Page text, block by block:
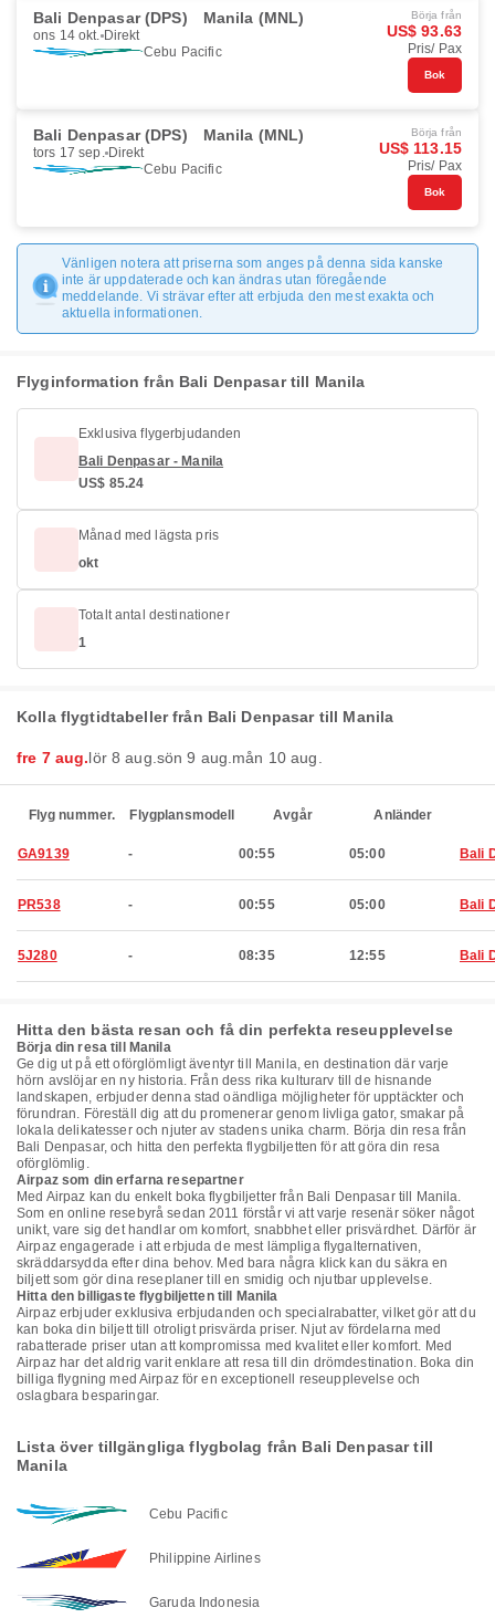
Bali Denpasar (DPS) Manila (MNL)
ons 14 okt. Direkt
Cebu Pacific
Börja från
US$ 93.63
Pris/ Pax
Bok
Bali Denpasar (DPS) Manila (MNL)
tors 17 sep. Direkt
Cebu Pacific
Börja från
US$ 113.15
Pris/ Pax
Bok
Vänligen notera att priserna som anges på denna sida kanske
inte är uppdaterade och kan ändras utan föregående
meddelande. Vi strävar efter att erbjuda den mest exakta och
aktuella informationen.
Flyginformation från Bali Denpasar till Manila
Exklusiva flygerbjudanden
Bali Denpasar - Manila
US$ 85.24
Månad med lägsta pris
okt
Totalt antal destinationer
1
Kolla flygtidtabeller från Bali Denpasar till Manila
fre 7 aug.lör 8 aug. sön 9 aug. mån 10 aug.
Flyg nummer. Flygplansmodell Avgår Anländer
GA9139 - 00:55 05:00 Bali
PR538 - 00:55 05:00 Bali
5J280 - 08:35 12:55 Bali
Hitta den bästa resan och få din perfekta reseupplevelse
Börja din resa till Manila
Ge dig ut på ett oförglömligt äventyr till Manila, en destination där varje
hörn avslöjar en ny historia. Från dess rika kulturarv till de hisnande
landskapen, erbjuder denna stad oändliga möjligheter för upptäckter och
förundran. Föreställ dig att du promenerar genom livliga gator, smakar på
lokala delikatesser och njuter av stadens unika charm. Börja din resa från
Bali Denpasar, och hitta den perfekta flygbiljetten för att göra din resa
oförglömlig.
Airpaz som din erfarna resepartner
Med Airpaz kan du enkelt boka flygbiljetter från Bali Denpasar till Manila.
Som en online resebyrå sedan 2011 förstår vi att varje resenär söker något
unikt, vare sig det handlar om komfort, snabbhet eller prisvärdhet. Därför är
Airpaz engagerade i att erbjuda de mest lämpliga flygalternativen,
skräddarsydda efter dina behov. Med bara några klick kan du säkra en
biljett som gör dina reseplaner till en smidig och njutbar upplevelse.
Hitta den billigaste flygbiljetten till Manila
Airpaz erbjuder exklusiva erbjudanden och specialrabatter, vilket gör att du
kan boka din biljett till otroligt prisvärda priser. Njut av fördelarna med
rabatterade priser utan att kompromissa med kvalitet eller komfort. Med
Airpaz har det aldrig varit enklare att resa till din drömdestination. Boka din
billiga flygning med Airpaz för en exceptionell reseupplevelse och
oslagbara besparingar.
Lista över tillgängliga flygbolag från Bali Denpasar till
Manila
Cebu Pacific
Philippine Airlines
Garuda Indonesia